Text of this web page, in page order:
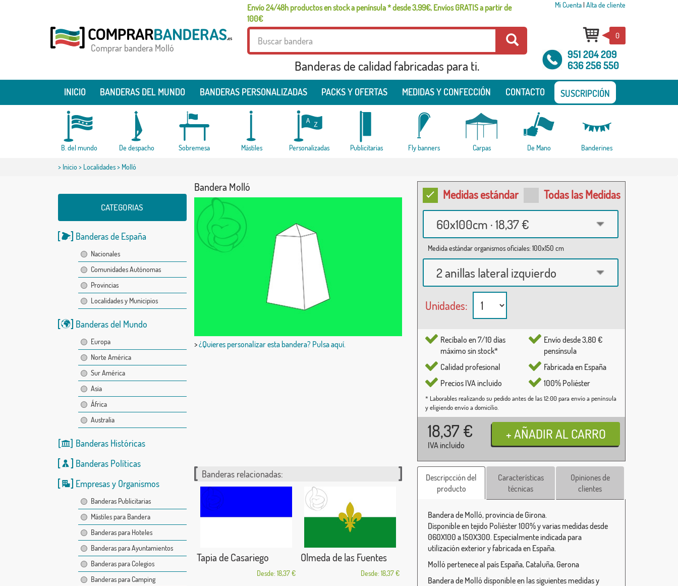
Envío 24/48h productos en stock a península * desde 3,99€, Envíos GRATIS a partir de
100€
Mi Cuenta| Alta de cliente
Comprar bandera Molló
Banderas de calidad fabricadas para ti.
0
951 204 209
636 256 550
INICIO BANDERAS DEL MUNDO BANDERAS PERSONALIZADAS PACKS Y OFERTAS MEDIDAS Y CONFECCIÓN CONTACTO SUSCRIPCIÓN
B. del mundo De despacho Sobremesa Mástiles Personalizadas Publicitarias Fly banners Carpas De Mano Banderines
> Inicio> Localidades> Molló
CATEGORIAS
Banderas de España
Nacionales
Comunidades Autónomas
Provincias
Localidades y Municipios
Banderas del Mundo
Europa
Norte América
Sur América
Asia
África
Australia
Banderas Históricas
Banderas Políticas
Empresas y Organismos
Banderas Publicitarias
Mástiles para Bandera
Banderas para Hoteles
Banderas para Ayuntamientos
Banderas para Colegios
Banderas para Camping
Bandera Molló
>¿Quieres personalizar esta bandera? Pulsa aquí.
Medidas estándar Todas las Medidas
60x100cm · 18,37 €
Medida estándar organismos oficiales: 100x150 cm
2 anillas lateral izquierdo
Unidades:
Recíbalo en 7/10 días
máximo sin stock*
Calidad profesional
Precios IVA incluido
Envío desde 3,80 €
pensínsula
Fabricada en España
100% Poliéster
* Laborables realizando su pedido antes de las 12:00 para envío a península
y eligiendo envío a domicilio.
18,37 €
IVA incluido
Banderas relacionadas:
Tapia de Casariego
Desde: 18,37 €
Olmeda de las Fuentes
Desde: 18,37 €
Descripcción del
producto
Características
técnicas
Opiniones de
clientes
Bandera de Molló, provincia de Girona.
Disponible en tejido Poliéster 100% y varias medidas desde
060X100 a 150X300. Especialmente indicada para
utilización exterior y fabricada en España.
Molló pertenece al país España, Cataluña, Gerona
Bandera de Molló disponible en las siguientes medidas y